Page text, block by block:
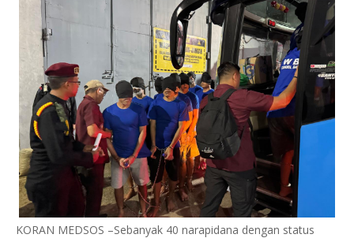
KORAN MEDSOS –Sebanyak 40 narapidana dengan status